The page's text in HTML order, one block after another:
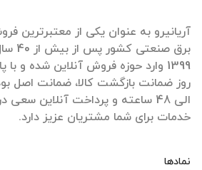
آریانیرو به عنوان یکی از معتبرترین
برق
1399 وارد حوزه فروش آنلاین شده و
الی 48 ساعته و پرداخت آنلاین سعی
خدمات برای شما مشتریان عزیز دارد.
نمادها